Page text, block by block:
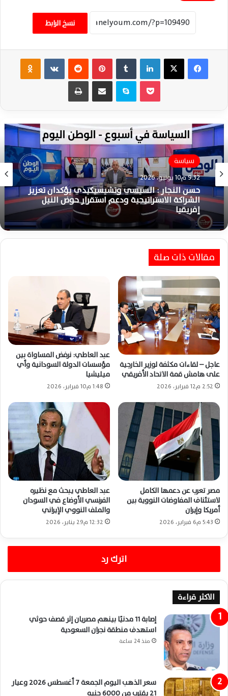
نسخ الرابط
فيسبوك ‫X لينكدإن بينتيريست ‏VKontakte
سكايب مشاركة عبر البريد طباعة
سياسة
9:32 م10 يونيو، 2026
حسن النجار : السيسي وتشيسيكيدي يؤكدان تعزيز
الشراكة الاستراتيجية ودعم استقرار حوض النيل
إفريقيا
مقالات ذات صلة
عاجل – لقاءات مكثفة لوزير الخارجية
على هامش قمة الاتحاد الأفريقي
2:52 م12 فبراير، 2026
عبد العاطي: نرفض المساواة بين
مؤسسات الدولة السودانية وأي
ميليشيا
1:48 م10 فبراير، 2026
مصر تعرب عن دعمها الكامل
لاستئناف المفاوضات النووية بين
أمريكا وإيران
5:43 م6 فبراير، 2026
عبد العاطي يبحث مع نظيره
الفرنسي الأوضاع في السودان
والملف النووي الإيراني
12:32 م29 يناير، 2026
اترك رد
الاكثر قراءة
إصابة 11 مدنيًا بينهم مصريان إثر قصف حوثي
استهدف منطقة نجران السعودية
منذ 24 ساعة
سعر الذهب اليوم الجمعة 7 أغسطس 2026 وعيار
21 يقترب من 6000 جنيه